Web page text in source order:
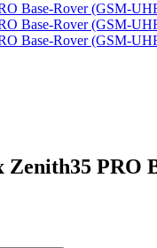
Zenith35 PRO